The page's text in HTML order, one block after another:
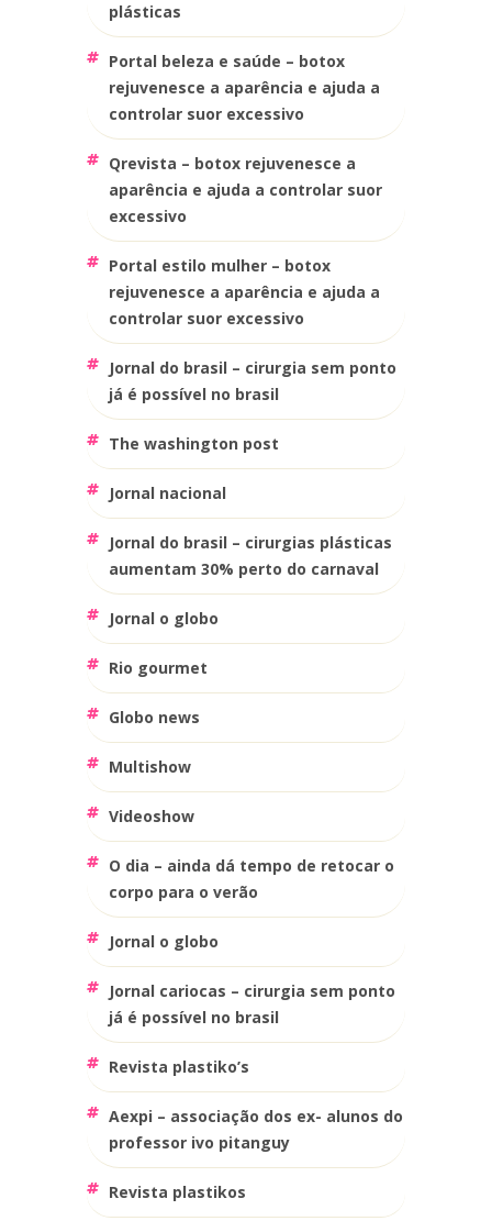
plásticas
portal beleza e saúde – botox
rejuvenesce a aparência e ajuda a
controlar suor excessivo
qrevista – botox rejuvenesce a
aparência e ajuda a controlar suor
excessivo
portal estilo mulher – botox
rejuvenesce a aparência e ajuda a
controlar suor excessivo
jornal do brasil – cirurgia sem ponto
já é possível no brasil
the washington post
jornal nacional
jornal do brasil – cirurgias plásticas
aumentam 30% perto do carnaval
jornal o globo
rio gourmet
globo news
multishow
videoshow
o dia – ainda dá tempo de retocar o
corpo para o verão
jornal o globo
jornal cariocas – cirurgia sem ponto
já é possível no brasil
revista plastiko’s
aexpi – associação dos ex- alunos do
professor ivo pitanguy
revista plastikos